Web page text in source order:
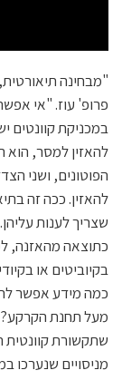
"מבחינה
פרופ' עוז. "אי
במכניקת קוונטים
להאזין למסר,
הפוטונים, ושני
להאזין. ככה זה
שצריך לענות
כתוצאה מהאזנה,
בקיוביטים או
כמה מידע אפשר
מעל תחנת הקרקע?
שתקשורת קוונטית
מניסויים שנערכו